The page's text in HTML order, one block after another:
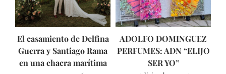
El casamiento de Delfina
Guerra y Santiago Rama
en una chacra marítima
ADOLFO DOMINGUEZ
PERFUMES: ADN “ELIJO
SER YO”